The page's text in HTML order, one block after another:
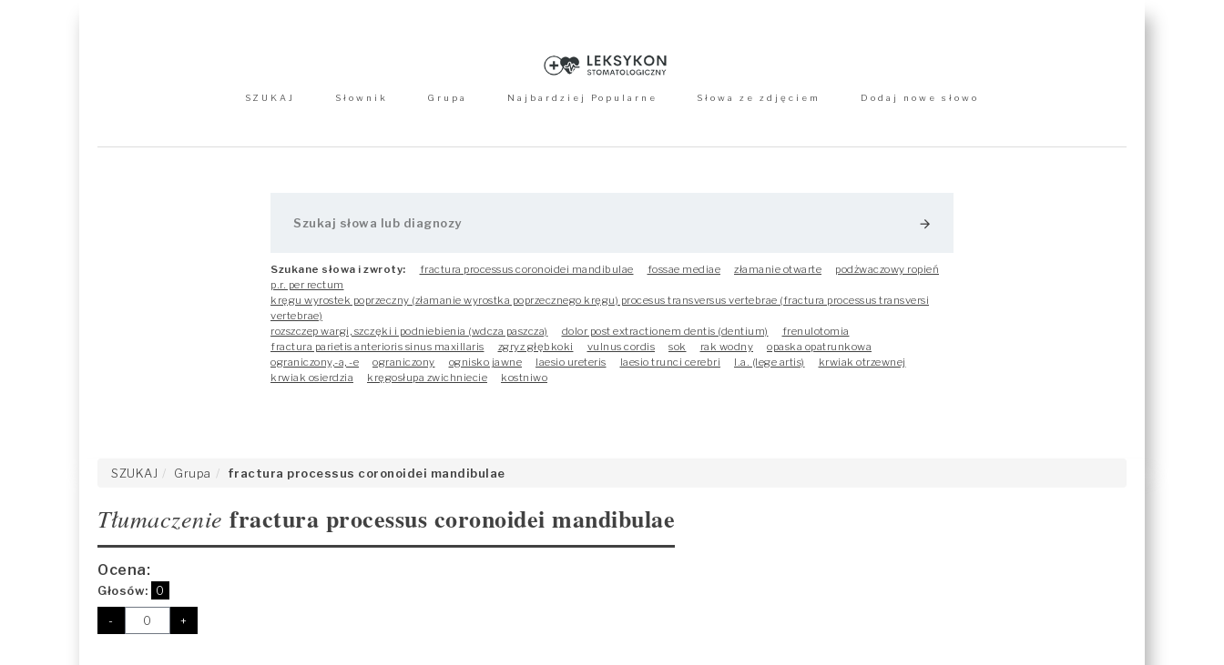
SZUKAJ Słownik Grupa Najbardziej Popularne Słowa ze zdjęciem Dodaj nowe słowo
arrow_forward
Szukane słowa i zwroty: fractura processus coronoidei mandibulae fossae mediae złamanie otwarte
podżwaczowy ropień
p.r. per rectum
kręgu wyrostek poprzeczny (złamanie wyrostka poprzecznego kręgu) procesus transversus vertebrae (fractura processus transversi
vertebrae)
rozszczep wargi, szczęki i podniebienia (wdcza paszcza)
dolor post extractionem dentis (dentium)
frenulotomia
fractura parietis anterioris sinus maxillaris
zgryz głębkoki vulnus cordis sok rak wodny
opaska opatrunkowa
ograniczony,-a, -e
ograniczony ognisko jawne laesio ureteris laesio trunci cerebri l.a. (lege artis)
krwiak otrzewnej
krwiak osierdzia
kręgosłupa zwichniecie kostniwo
SZUKAJ Grupa fractura processus coronoidei mandibulae
Tłumaczenie fractura processus coronoidei mandibulae
Ocena:
Głosów: 0
- +